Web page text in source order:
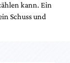
kann. Ein
Schuss und